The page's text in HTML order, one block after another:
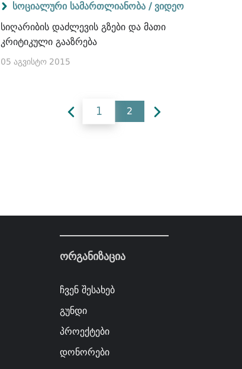
სოციალური სამართლიანობა / ვიდეო
სიღარიბის დაძლევის გზები და მათი
კრიტიკული გააზრება
05 აგვისტო 2015
1 2
ორგანიზაცია
ჩვენ შესახებ
გუნდი
პროექტები
დონორები